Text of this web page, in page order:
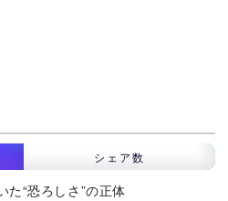
シェア数
た“恐ろしさ”の正体